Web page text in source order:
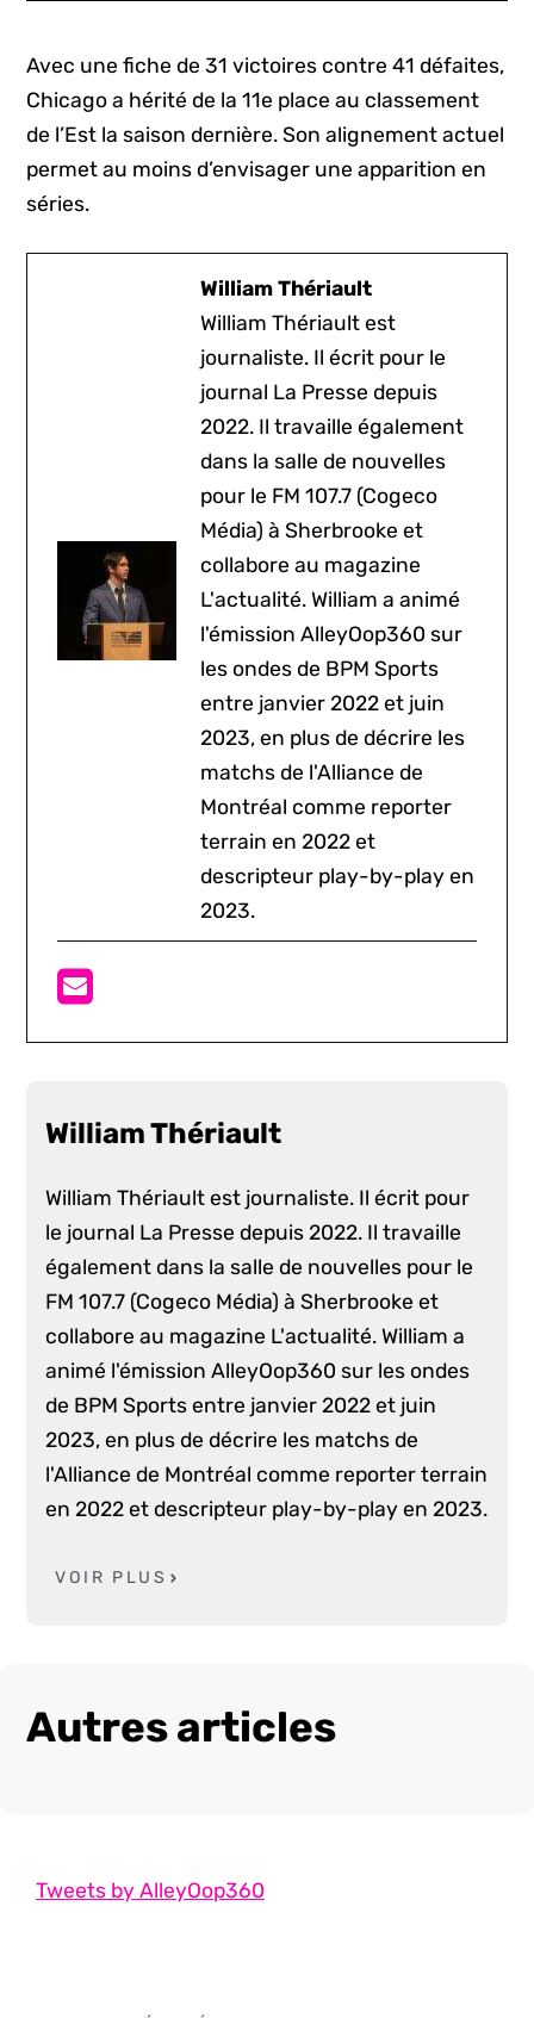
Avec une fiche de 31 victoires contre 41 défaites,
Chicago a hérité de la 11e place au classement
de l’Est la saison dernière. Son alignement actuel
permet au moins d’envisager une apparition en
séries.
William Thériault
William Thériault est
journaliste. Il écrit pour le
journal La Presse depuis
2022. Il travaille également
dans la salle de nouvelles
pour le FM 107.7 (Cogeco
Média) à Sherbrooke et
collabore au magazine
L'actualité. William a animé
l'émission AlleyOop360 sur
les ondes de BPM Sports
entre janvier 2022 et juin
2023, en plus de décrire les
matchs de l'Alliance de
Montréal comme reporter
terrain en 2022 et
descripteur play-by-play en
2023.
William Thériault
William Thériault est journaliste. Il écrit pour
le journal La Presse depuis 2022. Il travaille
également dans la salle de nouvelles pour le
FM 107.7 (Cogeco Média) à Sherbrooke et
collabore au magazine L'actualité. William a
animé l'émission AlleyOop360 sur les ondes
de BPM Sports entre janvier 2022 et juin
2023, en plus de décrire les matchs de
l'Alliance de Montréal comme reporter terrain
en 2022 et descripteur play-by-play en 2023.
VOIR PLUS
Autres articles
Tweets by AlleyOop360